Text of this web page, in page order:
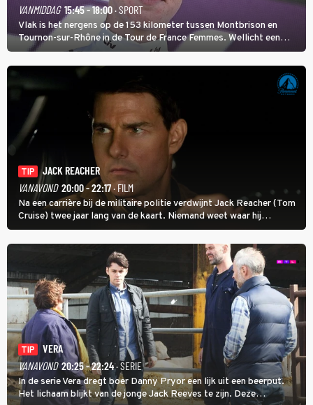
VANMIDDAG 15:45 - 18:00· SPORT
Vlak is het nergens op de 153 kilometer tussen Montbrison en
Tournon-sur-Rhône in de Tour de France Femmes. Wellicht een
kans voor Nienke Vinke, die vorig jaar de witte trui won.
TIP
JACK REACHER
VANAVOND 20:00 - 22:17· FILM
Na een carrière bij de militaire politie verdwijnt Jack Reacher (Tom
Cruise) twee jaar lang van de kaart. Niemand weet waar hij
uithangt, totdat moordverdachte James Barr naar hem vraagt.
TIP
VERA
VANAVOND 20:25 - 22:24· SERIE
In de serie Vera dregt boer Danny Pryor een lijk uit een beerput.
Het lichaam blijkt van de jonge Jack Reeves te zijn. Deze